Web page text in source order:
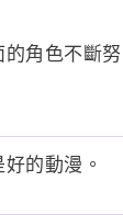
角色不斷
的動漫。